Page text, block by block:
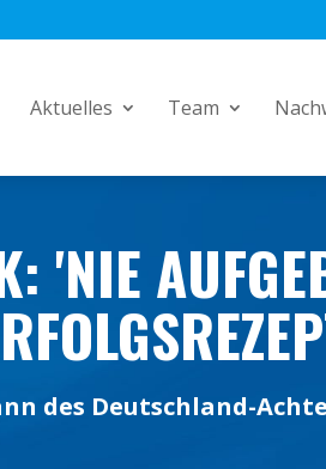
Aktuelles Team
'NIE
des Deutschland-